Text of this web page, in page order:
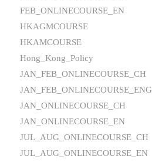
FEB_ONLINECOURSE_EN
HKAGMCOURSE
HKAMCOURSE
Hong_Kong_Policy
JAN_FEB_ONLINECOURSE_CH
JAN_FEB_ONLINECOURSE_ENG
JAN_ONLINECOURSE_CH
JAN_ONLINECOURSE_EN
JUL_AUG_ONLINECOURSE_CH
JUL_AUG_ONLINECOURSE_EN